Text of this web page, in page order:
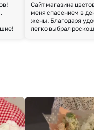
Сайт магазина
меня спасением в
жены. Благодаря
легко выбрал